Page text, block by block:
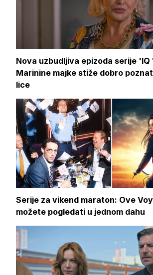
Nova uzbudljiva epizoda serije 'IQ
Marinine majke stiže dobro
lice
Serije za vikend maraton: Ove
možete pogledati u jednom dahu